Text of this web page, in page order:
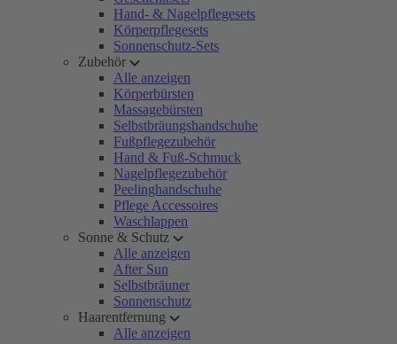
Hand- & Nagelpflegesets
Körperpflegesets
Sonnenschutz-Sets
Zubehör
Alle anzeigen
Körperbürsten
Massagebürsten
Selbstbräungshandschuhe
Fußpflegezubehör
Hand & Fuß-Schmuck
Nagelpflegezubehör
Peelinghandschuhe
Pflege Accessoires
Waschlappen
Sonne & Schutz
Alle anzeigen
After Sun
Selbstbräuner
Sonnenschutz
Haarentfernung
Alle anzeigen